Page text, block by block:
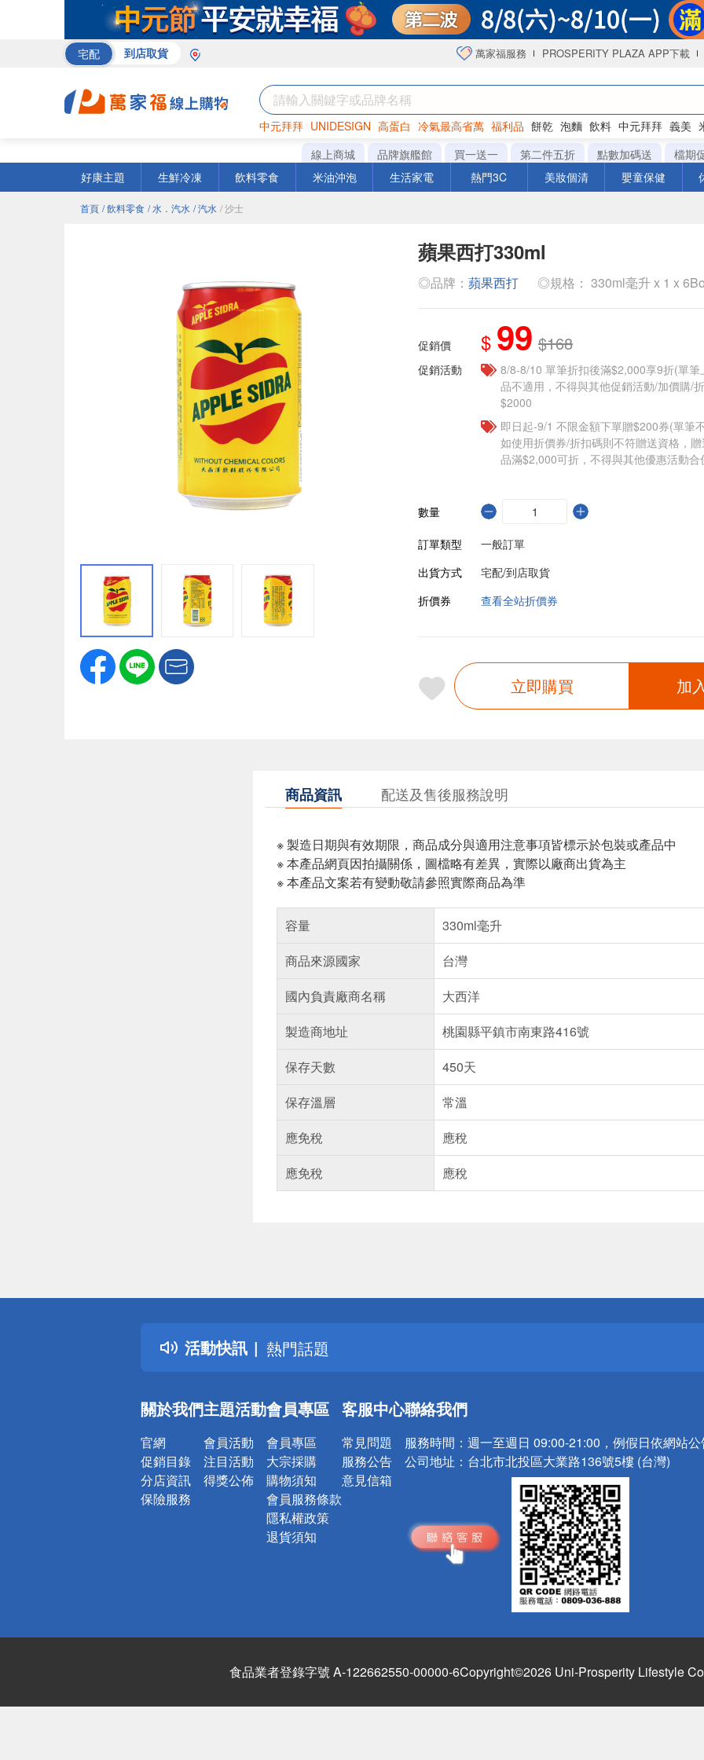
宅配 到店取貨 萬家福服務 PROSPERITY PLAZA APP下載
中元拜拜 UNIDESIGN 高蛋白 冷氣最高省萬 福利品 餅乾 泡麵 飲料 中元拜拜 義美
罐頭 咖啡 海苔
線上商城 品牌旗艦館 買一送一 第二件五折 點數加碼送
檔期
好康主題
生鮮冷凍 飲料零食 米油沖泡 生活家電 熱門3C 美妝個清 嬰童保健
首頁 / 飲料零食 / 水．汽水 / 汽水 / 沙士
蘋果西打330ml
◎品牌： 蘋果西打 ◎規格： 330ml毫升 x 1 x
促銷價 $ 99 $168
促銷活動
8/8-8/10 單筆折扣後滿$2,000享9折(單
品不適用，不得與其他促銷活動/加價購/
$2000
即日起-9/1 不限金額下單贈$200券(單筆
如使用折價券/折扣碼則不符贈送資格，
品滿$2,000可折，不得與其他優惠活動合
數量
訂單類型
一般訂單
出貨方式
宅配/到店取貨
折價券
查看全站折價券
立即購買 加
商品資訊 配送及售後服務說明
※ 製造日期與有效期限，商品成分與適用注意事項皆標示於包裝或產品中
※ 本產品網頁因拍攝關係，圖檔略有差異，實際以廠商出貨為主
※ 本產品文案若有變動敬請參照實際商品為準
容量
330ml毫升
商品來源國家
台灣
國內負責廠商名稱
大西洋
製造商地址
桃園縣平鎮市南東路416號
保存天數
450天
保存溫層
常溫
應免稅
應稅
應免稅
應稅
活動快訊
詐騙網頁！請小心！
得獎公告
熱門話題
銀行優惠
詐騙網頁！請小心！
關於我們
官網
促銷目錄
分店資訊
保險服務
主題活動
會員活動
注目活動
得獎公佈
會員專區
會員專區
大宗採購
購物須知
會員服務條款
隱私權政策
退貨須知
客服中心
常見問題
服務公告
意見信箱
聯絡我們
服務時間： 週一至週日 09:00-21:00，例假日依網站
公司地址： 台北市北投區大業路136號5樓 (台灣)
食品業者登錄字號 A-122662550-00000-6Copyright©2026 Uni-Prosperity Lifestyle